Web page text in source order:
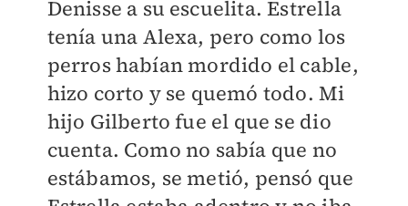
Denisse a su escuelita. Estrella
tenía una Alexa, pero como los
perros habían mordido el cable,
hizo corto y se quemó todo. Mi
hijo Gilberto fue el que se dio
cuenta. Como no sabía que no
estábamos, se metió, pensó que